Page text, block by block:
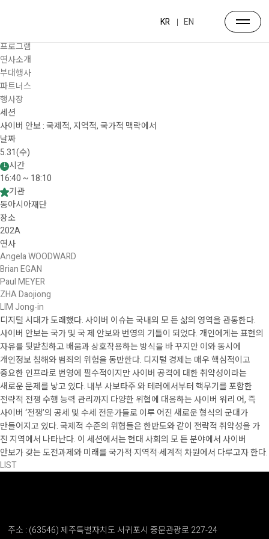
KR EN
프로그램
연사소개
부대행사
파트너스
행사장
세션
사이버 안보 : 국제적, 지역적, 국가적 맥락에서
날짜
5.31(수)
시간
16:40 ~ 18:10
기관
동아시아재단
장소
202A
연사
Angela WOODWARD
Brian EGAN
Paul MEYER
ZHA Daojiong
LIM Jong-in
디지털 시대가 도래했다. 사이버 이슈는 국내외 모 든 삶의 영역을 관통한다.
사이버 안보는 국가 및 국 제 안보와 번영의 기틀이 되었다. 개인에게는 표현의
자유를 뒷받침하고 배움과 상호작용하는 방식을 바 꾸지만 이와 동시에
개인정보 침해와 범죄의 위험을 동반한다. 디지털 경제는 매우 핵심적이고
중요한 인프라로 번영에 필수적이지만 사이버 공격에 대한 취약성이라는
새로운 문제를 낳고 있다. 내부 사보타주 와 테러에서부터 핵무기를 포함한
전략적 전쟁 수행 능력 관리까지 다양한 위협에 대응하는 사이버 워리 어, 즉
사이버 ‘전쟁’의 공세 및 수세 전문가들로 이루 어진 새로운 형식의 군대가
만들어지고 있다. 국제적 수준의 위협들은 한반도와 같이 전략적 취약성을 가
진 지역에서 나타난다. 이 세션에서는 현대 사회의 모 든 분야에서 사이버
안보가 갖는 도전과제와 미래를 국가적·지역적·세계적 차원에서 다루고자 한다.
LIST
주소 : (63546) 제주특별자치도 서귀포시 중문관광로 227-24